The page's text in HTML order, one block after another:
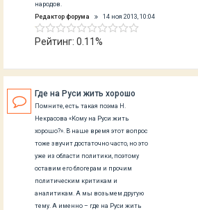
народов.
Редактор форума
14 ноя 2013, 10:04
Рейтинг: 0.11%
Где на Руси жить хорошо
Помните, есть такая поэма Н.
Некрасова «Кому на Руси жить
хорошо?». В наше время этот вопрос
тоже звучит достаточно часто, но это
уже из области политики, поэтому
оставим его блогерам и прочим
политическим критикам и
аналитикам. А мы возьмем другую
тему. А именно – где на Руси жить